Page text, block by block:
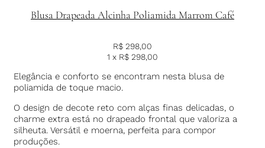
Blusa Drapeada Alcinha Poliamida Marrom Café
R$ 298,00
1 x R$ 298,00
Elegância e conforto se encontram nesta blusa de
poliamida de toque macio.
O design de decote reto com alças finas delicadas, o
charme extra está no drapeado frontal que valoriza a
silheuta. Versátil e moerna, perfeita para compor
produções.